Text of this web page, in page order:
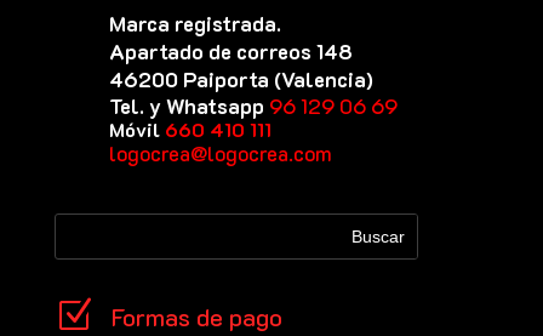
Marca registrada.
Apartado de correos 148
46200 Paiporta (Valencia)
Tel. y Whatsapp 96 129 06 69
Móvil 660 410 111
logocrea@logocrea.com
Z Formas de pago